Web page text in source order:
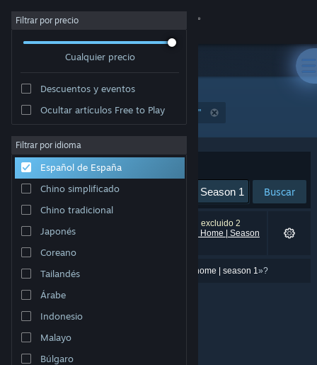
Iniciar sesión
Acerca de
Soporte
Cambiar idioma
Descargar Steam Mobile
Ver versión clásica
Filtrar por precio
Cualquier precio
Descuentos y eventos
Ocultar artículos Free to Play
Filtrar por idioma
Español de España
Chino simplificado
Chino tradicional
Japonés
Coreano
Tailandés
Árabe
Indonesio
Malayo
Búlgaro
"A Rat's Quest - The Way Back Home | Season 1"
Ordenar por Relevancia
Buscar
0 resultados coinciden con la búsqueda. Se han excluido 2
títulos (entre ellos,
A Rat's Quest - The Way Back Home | Season
¿Quisiste decir «a rat's quest \- them way black home | season 1»?